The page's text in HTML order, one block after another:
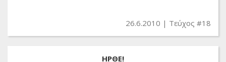
26.6.2010 Τεύχος #18
ΗΡΘΕ!